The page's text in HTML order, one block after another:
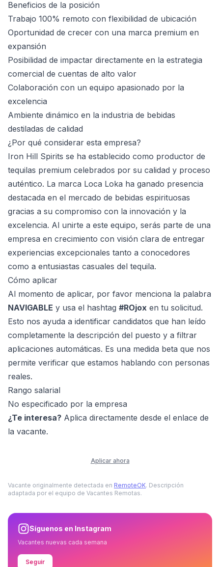
Beneficios de la posición
Trabajo 100% remoto con flexibilidad de ubicación
Oportunidad de crecer con una marca premium en
expansión
Posibilidad de impactar directamente en la estrategia
comercial de cuentas de alto valor
Colaboración con un equipo apasionado por la
excelencia
Ambiente dinámico en la industria de bebidas
destiladas de calidad
¿Por qué considerar esta empresa?
Iron Hill Spirits se ha establecido como productor de
tequilas premium celebrados por su calidad y proceso
auténtico. La marca Loca Loka ha ganado presencia
destacada en el mercado de bebidas espirituosas
gracias a su compromiso con la innovación y la
excelencia. Al unirte a este equipo, serás parte de una
empresa en crecimiento con visión clara de entregar
experiencias excepcionales tanto a conocedores
como a entusiastas casuales del tequila.
Cómo aplicar
Al momento de aplicar, por favor menciona la palabra
NAVIGABLE y usa el hashtag #ROjox en tu solicitud.
Esto nos ayuda a identificar candidatos que han leído
completamente la descripción del puesto y a filtrar
aplicaciones automáticas. Es una medida beta que nos
permite verificar que estamos hablando con personas
reales.
Rango salarial
No especificado por la empresa
¿Te interesa? Aplica directamente desde el enlace de
la vacante.
Aplicar ahora
Vacante originalmente detectada en RemoteOK. Descripción
adaptada por el equipo de Vacantes Remotas.
Síguenos en Instagram
Vacantes nuevas cada semana
Seguir